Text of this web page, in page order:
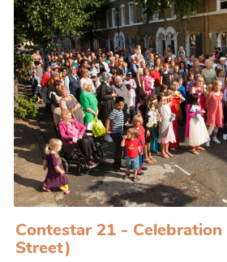
Contestar 21 -
Street)